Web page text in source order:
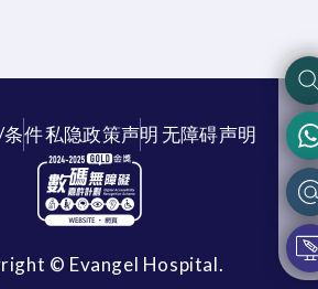
件私隐政策声明无障碍声明
© Evangel Hospital.